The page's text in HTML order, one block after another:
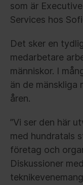
som är
Services hos
Det sker en
medarbetare
människor. I
än de mänskliga
åren.
”Vi ser den här
med hundratals
företag och
Diskussioner